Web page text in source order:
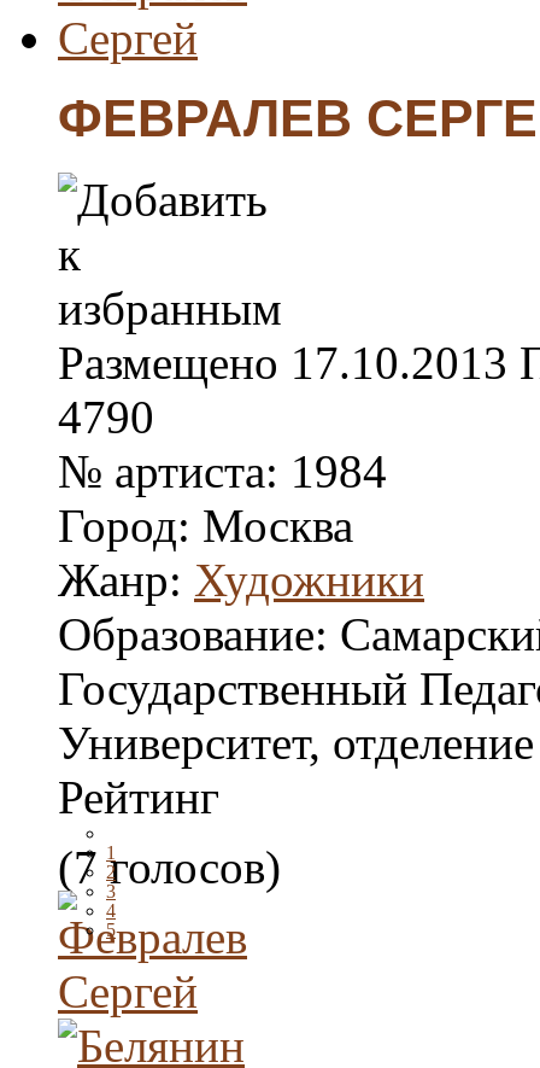
ФЕВРАЛЕВ
Размещено 17.10.2013
4790
№ артиста: 1984
Город: Москва
Жанр: Художники
Образование:
Государственный
Университет,
Рейтинг
1
2
3
4
5
(7 голосов)